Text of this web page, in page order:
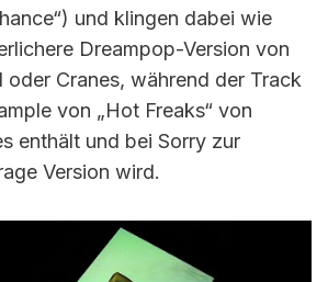
und klingen dabei wie
Dreampop-Version von
oder Cranes, während der Track
von „Hot Freaks“ von
enthält und bei Sorry zur
Version wird.